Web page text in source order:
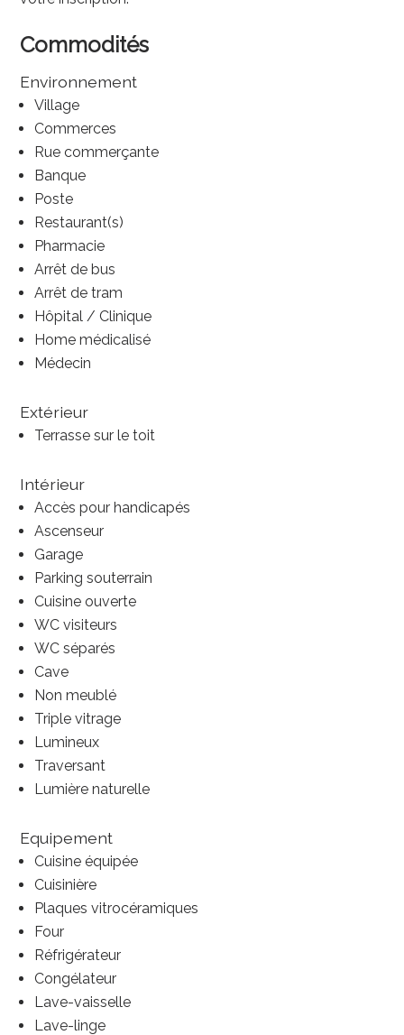
Commodités
Environnement
Village
Commerces
Rue commerçante
Banque
Poste
Restaurant(s)
Pharmacie
Arrêt de bus
Arrêt de tram
Hôpital / Clinique
Home médicalisé
Médecin
Extérieur
Terrasse sur le toit
Intérieur
Accès pour handicapés
Ascenseur
Garage
Parking souterrain
Cuisine ouverte
WC visiteurs
WC séparés
Cave
Non meublé
Triple vitrage
Lumineux
Traversant
Lumière naturelle
Equipement
Cuisine équipée
Cuisinière
Plaques vitrocéramiques
Four
Réfrigérateur
Congélateur
Lave-vaisselle
Lave-linge